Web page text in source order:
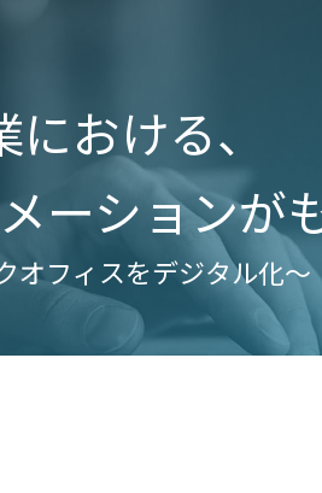
おける、
ーションが
オフィスをデジタル化～